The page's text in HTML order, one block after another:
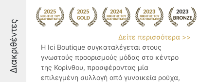
Διακριθέντες
Δείτε περισσότερα >>
Η Ici Boutique συγκαταλέγεται στους
γνωστούς προορισμούς μόδας στο κέντρο
της Κορίνθου, προσφέροντας μία
επιλεγμένη συλλογή από γυναικεία ρούχα,